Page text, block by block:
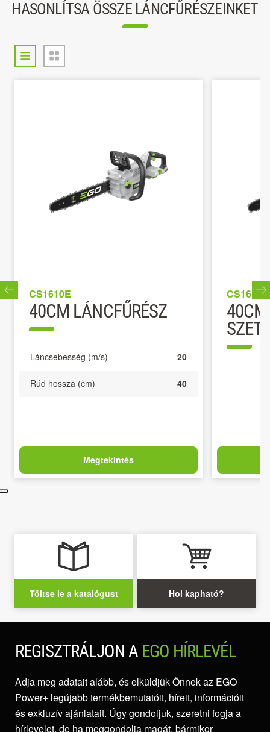
HASONLÍTSA ÖSSZE LÁNCFŰRÉSZEINKET
CS1610E
40CM LÁNCFŰRÉSZ
Láncsebesség (m/s) 20
Rúd hossza (cm) 40
Megtekintés
CS1614E
Töltse le a katalógust Hol kapható?
REGISZTRÁLJON A EGO HÍRLEVÉL
Adja meg adatait alább, és elküldjük Önnek az EGO
Power+ legújabb termékbemutatóit, híreit, információit
és exkluzív ajánlatait. Úgy gondoljuk, szeretni fogja a
hírlevelet, de ha meggondolja magát, bármikor